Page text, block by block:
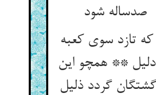
صدساله شود
تازد سوی کعبه
** همچو این
گردد ذلیل